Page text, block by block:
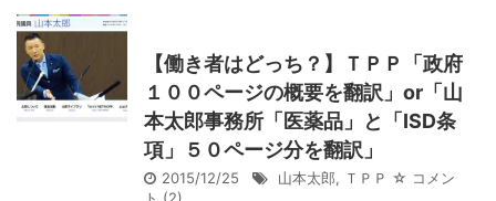
【働き者はどっち？】ＴＰＰ「政府
１００ページの概要を翻訳」or「山
本太郎事務所「医薬品」と「ISD条
項」５０ページ分を翻訳」
2015/12/25 山本太郎, ＴＰＰ ☆ コメン